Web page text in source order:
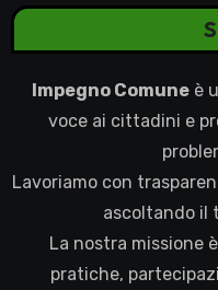
Impegno Comuneè
voce ai cittadini e
Lavoriamo con
ascoltando il
La nostra missione
pratiche,